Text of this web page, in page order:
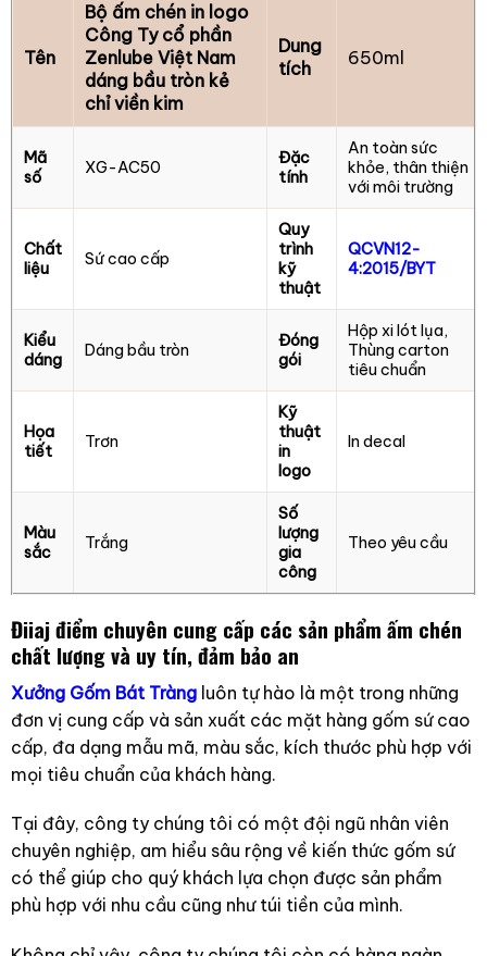
Tên
Bộ ấm chén in logo
Công Ty cổ phần
Zenlube Việt Nam
dáng bầu tròn kẻ
chỉ viền kim
Dung
tích
650ml
Mã
số
XG-AC50
Đặc
tính
An toàn sức
khỏe, thân thiện
với môi trường
Chất
liệu
Sứ cao cấp
Quy
trình
kỹ
thuật
QCVN12-
4:2015/BYT
Kiểu
dáng
Dáng bầu tròn
Đóng
gói
Hộp xi lót lụa,
Thùng carton
tiêu chuẩn
Họa
tiết
Trơn
Kỹ
thuật
in
logo
In decal
Màu
sắc
Trắng
Số
lượng
gia
công
Theo yêu cầu
Điiaj điểm chuyên cung cấp các sản phẩm ấm chén
chất lượng và uy tín, đảm bảo an
Xưởng Gốm Bát Tràng luôn tự hào là một trong những
đơn vị cung cấp và sản xuất các mặt hàng gốm sứ cao
cấp, đa dạng mẫu mã, màu sắc, kích thước phù hợp với
mọi tiêu chuẩn của khách hàng.
Tại đây, công ty chúng tôi có một đội ngũ nhân viên
chuyên nghiệp, am hiểu sâu rộng về kiến thức gốm sứ
có thể giúp cho quý khách lựa chọn được sản phẩm
phù hợp với nhu cầu cũng như túi tiền của mình.